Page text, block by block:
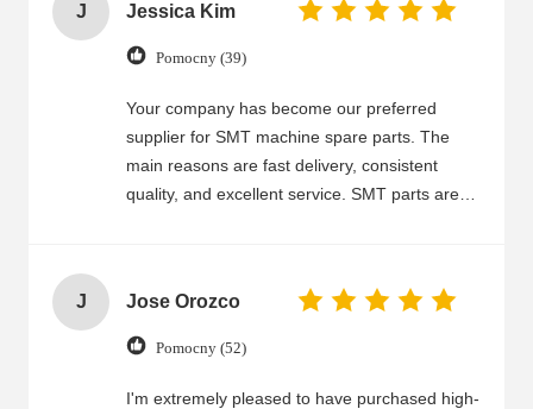
J Jessica Kim
Pomocny (39)
Your company has become our preferred
supplier for SMT machine spare parts. The
main reasons are fast delivery, consistent
quality, and excellent service. SMT parts are
quickly, and handles any issues efficiently.
Even for large orders or urgent requests, you
products and service and look forward to a
J Jose Orozco
Pomocny (52)
I'm extremely pleased to have purchased high-